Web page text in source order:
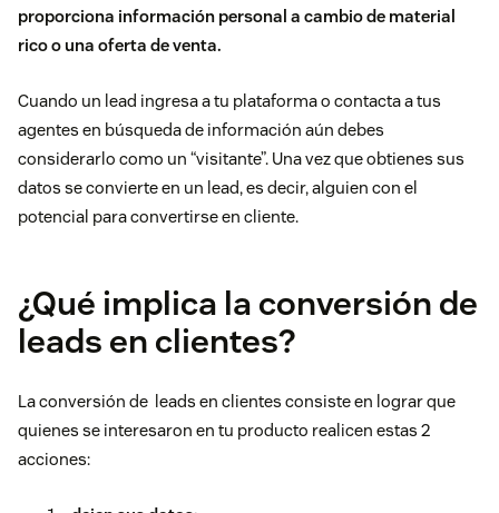
proporciona información personal a cambio de material
rico o una oferta de venta.
Cuando un lead ingresa a tu plataforma o contacta a tus
agentes en búsqueda de información aún debes
considerarlo como un “visitante”. Una vez que obtienes sus
datos se convierte en un lead, es decir, alguien con el
potencial para convertirse en cliente.
¿Qué implica la conversión de
leads en clientes?
La conversión de leads en clientes consiste en lograr que
quienes se interesaron en tu producto realicen estas 2
acciones: